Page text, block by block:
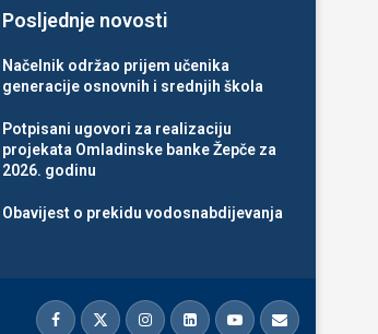
Posljednje novosti
Načelnik održao prijem učenika
generacije osnovnih i srednjih škola
Potpisani ugovori za realizaciju
projekata Omladinske banke Žepče za
2026. godinu
Obavijest o prekidu vodosnabdijevanja